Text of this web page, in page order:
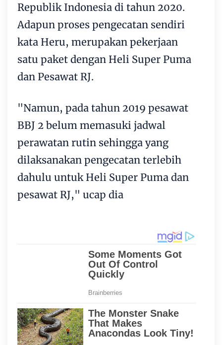
Republik Indonesia di tahun 2020.
Adapun proses pengecatan sendiri
kata Heru, merupakan pekerjaan
satu paket dengan Heli Super Puma
dan Pesawat RJ.
"Namun, pada tahun 2019 pesawat
BBJ 2 belum memasuki jadwal
perawatan rutin sehingga yang
dilaksanakan pengecatan terlebih
dahulu untuk Heli Super Puma dan
pesawat RJ," ucap dia